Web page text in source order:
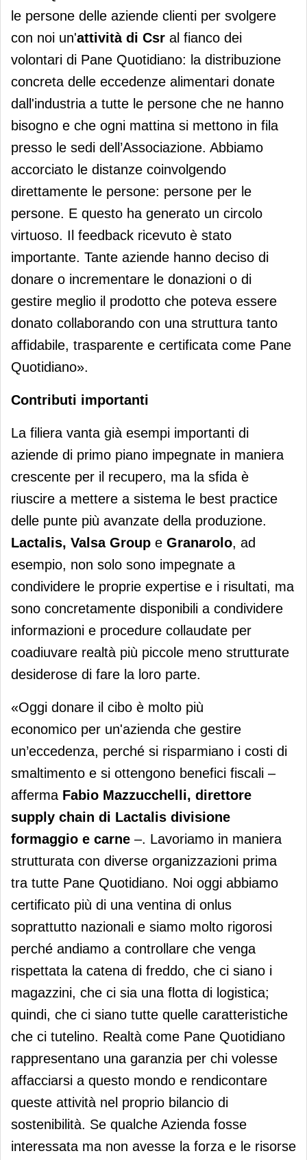
le persone delle aziende clienti per svolgere
con noi un'attività di Csr al fianco dei
volontari di Pane Quotidiano: la distribuzione
concreta delle eccedenze alimentari donate
dall'industria a tutte le persone che ne hanno
bisogno e che ogni mattina si mettono in fila
presso le sedi dell’Associazione. Abbiamo
accorciato le distanze coinvolgendo
direttamente le persone: persone per le
persone. E questo ha generato un circolo
virtuoso. Il feedback ricevuto è stato
importante. Tante aziende hanno deciso di
donare o incrementare le donazioni o di
gestire meglio il prodotto che poteva essere
donato collaborando con una struttura tanto
affidabile, trasparente e certificata come Pane
Quotidiano».
Contributi importanti
La filiera vanta già esempi importanti di
aziende di primo piano impegnate in maniera
crescente per il recupero, ma la sfida è
riuscire a mettere a sistema le best practice
delle punte più avanzate della produzione.
Lactalis, Valsa Group e Granarolo, ad
esempio, non solo sono impegnate a
condividere le proprie expertise e i risultati, ma
sono concretamente disponibili a condividere
informazioni e procedure collaudate per
coadiuvare realtà più piccole meno strutturate
desiderose di fare la loro parte.
«Oggi donare il cibo è molto più
economico per un'azienda che gestire
un’eccedenza, perché si risparmiano i costi di
smaltimento e si ottengono benefici fiscali –
afferma Fabio Mazzucchelli, direttore
supply chain di Lactalis divisione
formaggio e carne –. Lavoriamo in maniera
strutturata con diverse organizzazioni prima
tra tutte Pane Quotidiano. Noi oggi abbiamo
certificato più di una ventina di onlus
soprattutto nazionali e siamo molto rigorosi
perché andiamo a controllare che venga
rispettata la catena di freddo, che ci siano i
magazzini, che ci sia una flotta di logistica;
quindi, che ci siano tutte quelle caratteristiche
che ci tutelino. Realtà come Pane Quotidiano
rappresentano una garanzia per chi volesse
affacciarsi a questo mondo e rendicontare
queste attività nel proprio bilancio di
sostenibilità. Se qualche Azienda fosse
interessata ma non avesse la forza e le risorse